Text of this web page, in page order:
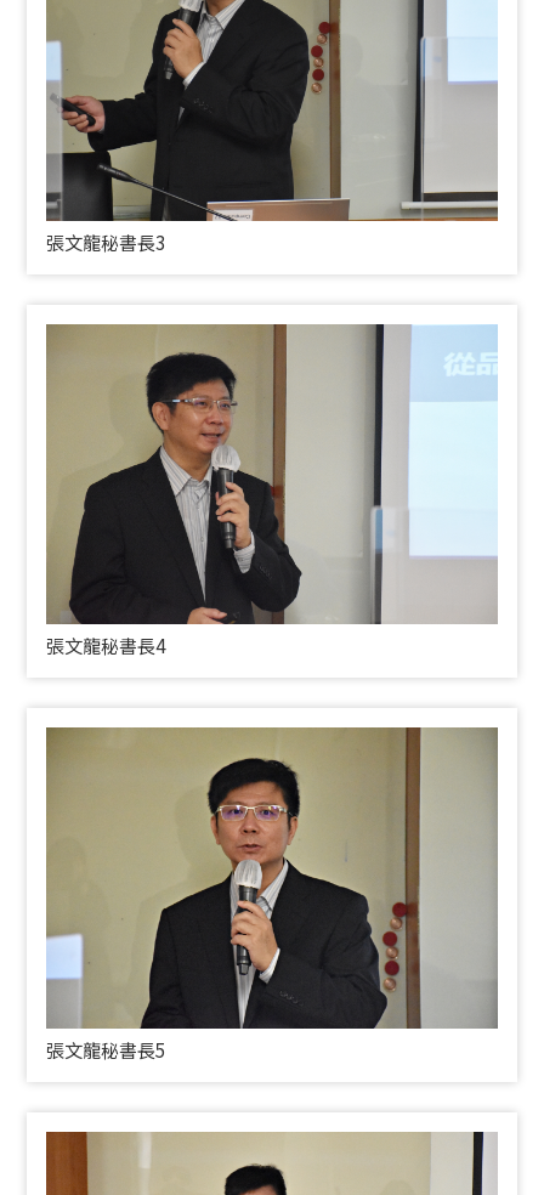
張文龍秘書長3
張文龍秘書長4
張文龍秘書長5